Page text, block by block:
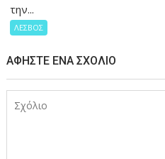
την...
ΛΕΣΒΟΣ
ΑΦΉΣΤΕ ΈΝΑ ΣΧΌΛΙΟ